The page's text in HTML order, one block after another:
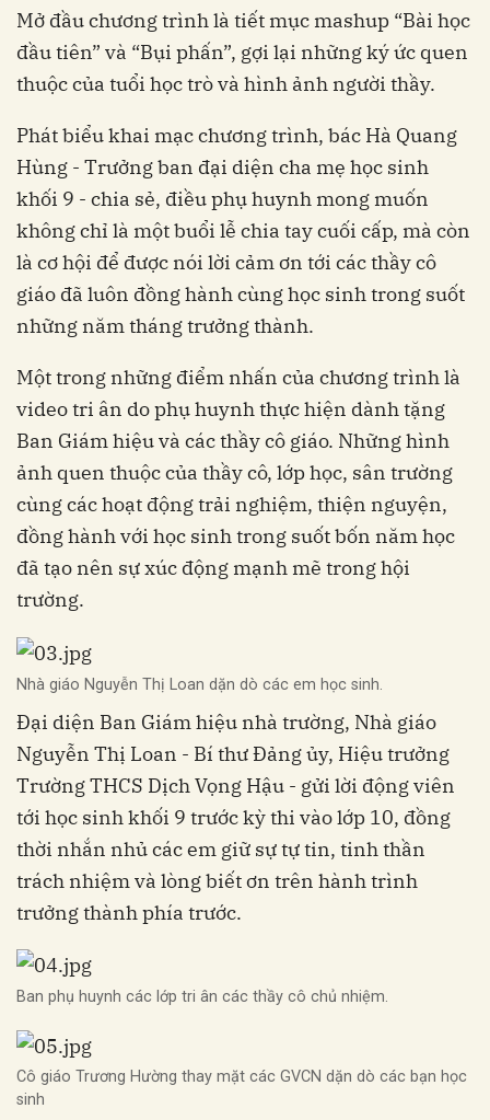
Mở đầu chương trình là tiết mục mashup “Bài học
đầu tiên” và “Bụi phấn”, gợi lại những ký ức quen
thuộc của tuổi học trò và hình ảnh người thầy.
Phát biểu khai mạc chương trình, bác Hà Quang
Hùng - Trưởng ban đại diện cha mẹ học sinh
khối 9 - chia sẻ, điều phụ huynh mong muốn
không chỉ là một buổi lễ chia tay cuối cấp, mà còn
là cơ hội để được nói lời cảm ơn tới các thầy cô
giáo đã luôn đồng hành cùng học sinh trong suốt
những năm tháng trưởng thành.
Một trong những điểm nhấn của chương trình là
video tri ân do phụ huynh thực hiện dành tặng
Ban Giám hiệu và các thầy cô giáo. Những hình
ảnh quen thuộc của thầy cô, lớp học, sân trường
cùng các hoạt động trải nghiệm, thiện nguyện,
đồng hành với học sinh trong suốt bốn năm học
đã tạo nên sự xúc động mạnh mẽ trong hội
trường.
Nhà giáo Nguyễn Thị Loan dặn dò các em học sinh.
Đại diện Ban Giám hiệu nhà trường, Nhà giáo
Nguyễn Thị Loan - Bí thư Đảng ủy, Hiệu trưởng
Trường THCS Dịch Vọng Hậu - gửi lời động viên
tới học sinh khối 9 trước kỳ thi vào lớp 10, đồng
thời nhắn nhủ các em giữ sự tự tin, tinh thần
trách nhiệm và lòng biết ơn trên hành trình
trưởng thành phía trước.
Ban phụ huynh các lớp tri ân các thầy cô chủ nhiệm.
Cô giáo Trương Hường thay mặt các GVCN dặn dò các bạn học
sinh